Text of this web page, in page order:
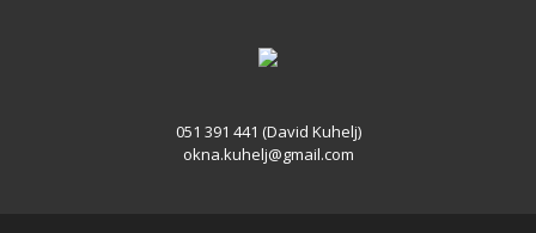
051 391 441 (David Kuhelj)
okna.kuhelj@gmail.com